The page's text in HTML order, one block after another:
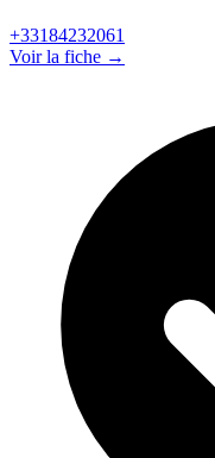
+33184232061
Voir la fiche →